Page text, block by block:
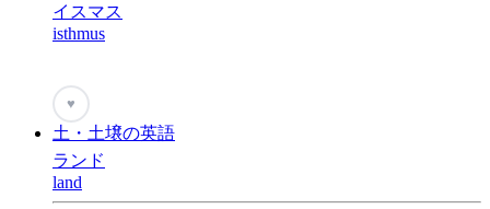
イスマス
isthmus
♥
土・土壌の英語
ランド
land